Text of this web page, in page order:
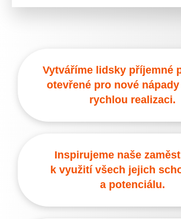
Vytváříme lidsky příjemné
otevřené pro nové
rychlou realizaci.
Inspirujeme naše
k využití všech jejich
a potenciálu.